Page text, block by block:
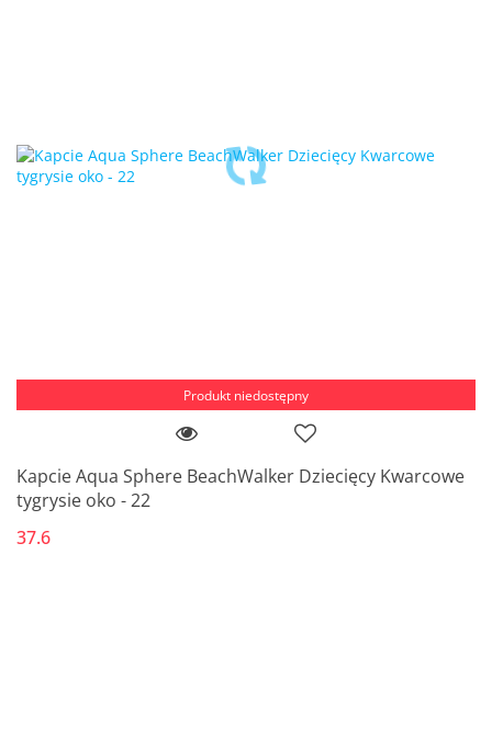
Produkt niedostępny
Kapcie Aqua Sphere BeachWalker Dziecięcy Kwarcowe
tygrysie oko - 22
37.6